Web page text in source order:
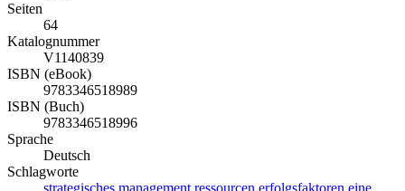
Seiten
64
Katalognummer
V1140839
ISBN (eBook)
9783346518989
ISBN (Buch)
9783346518996
Sprache
Deutsch
Schlagworte
strategisches management ressourcen erfolgsfaktoren eine